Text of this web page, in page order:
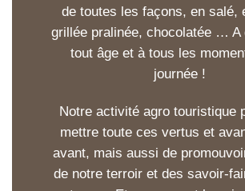
de toutes les façons, en salé,
grillée pralinée, chocolatée … A
tout âge et à tous les
journée !
Notre activité agro touristique
mettre toute ces vertus et
avant, mais aussi de
de notre terroir et des savoir-